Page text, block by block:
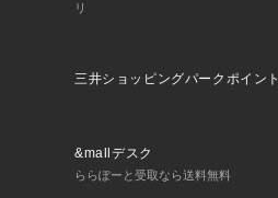
・ホック：3段×3列
＜関連アイテム＞
・62741 ブラジャー（E・F）
・62742 ブラジャー（G・H・I）
リ
三井ショッピングパークポイント
&mallデスク
ららぽーと受取なら送料無料